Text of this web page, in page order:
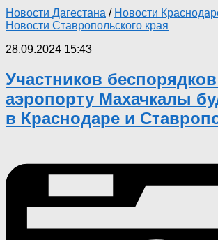
Новости Дагестана / Новости
Новости Ставропольского края
28.09.2024 15:43
Участников
аэропорту Махачкалы
в Краснодаре и